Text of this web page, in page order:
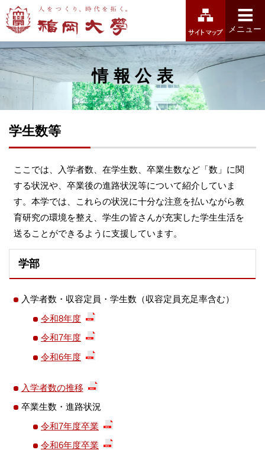
メニュー
情報公表
学生数等
ここでは、入学者数、在学生数、卒業生数など「数」に関
する状況や、卒業後の進路状況等について紹介していま
す。本学では、これらの状況に十分な注意を払いながら教
育研究の環境を整え、学生の皆さんが充実した学生生活を
送ることができるように支援しています。
学部
入学者数・収容定員・学生数（収容定員充足率含む）
令和8年度
令和7年度
令和6年度
入学者数の推移
卒業生数・進路状況
令和7年度卒業
令和6年度卒業